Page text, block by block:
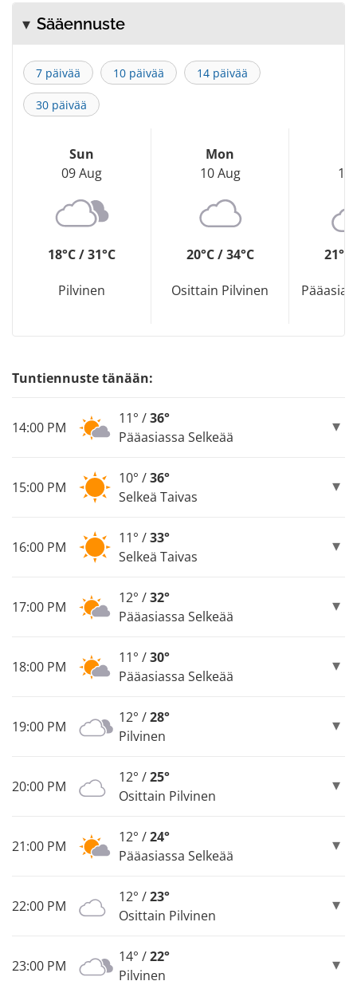
Sääennuste
7 päivää 10 päivää 14 päivää
30 päivää
Sun
09 Aug
18°C / 31°C
Pilvinen
Mon
10 Aug
20°C / 34°C
Osittain Pilvinen
11
21°C
Tuntiennuste tänään:
14:00 PM
11° /36°
Pääasiassa Selkeää
15:00 PM
10° /36°
Selkeä Taivas
16:00 PM
11° /33°
Selkeä Taivas
17:00 PM
12° /32°
Pääasiassa Selkeää
18:00 PM
11° /30°
Pääasiassa Selkeää
19:00 PM
12° /28°
Pilvinen
20:00 PM
12° /25°
Osittain Pilvinen
21:00 PM
12° /24°
Pääasiassa Selkeää
22:00 PM
12° /23°
Osittain Pilvinen
23:00 PM
14° /22°
Pilvinen